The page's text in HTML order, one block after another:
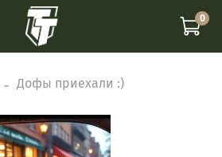
0
Дофы приехали :)